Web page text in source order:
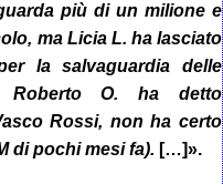
più di un milione e
ma Licia L. ha lasciato
la salvaguardia delle
Roberto O. ha detto
Rossi, non ha certo
di pochi mesi fa). […]».